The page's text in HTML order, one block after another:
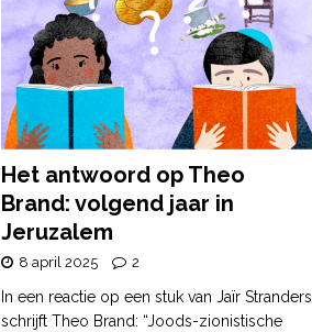
Het antwoord op Theo
Brand: volgend jaar in
Jeruzalem
8 april 2025 2
In een reactie op een stuk van Jaïr Stranders
schrijft Theo Brand: “Joods-zionistische